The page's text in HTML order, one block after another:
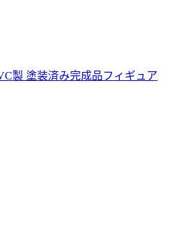
製 塗装済み完成品フィギュア